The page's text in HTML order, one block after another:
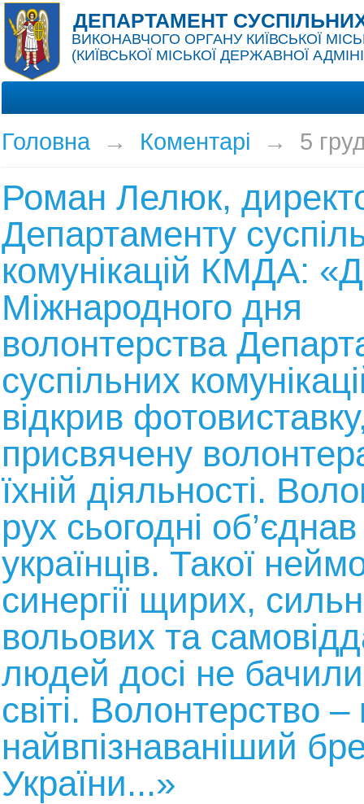
ДЕПАРТАМЕНТ
ВИКОНАВЧОГО ОРГАНУ КИЇВСЬКОЇ
(КИЇВСЬКОЇ МІСЬКОЇ ДЕРЖАВНОЇ
Головна→ Коментарі → 5
Роман Лелюк,
Департаменту
комунікацій КМДА:
Міжнародного дня
волонтерства
суспільних
відкрив
присвячену
їхній діяльності.
рух сьогодні
українців. Такої
синергії щирих,
вольових та
людей досі не
світі. Волонтерство –
найвпізнаваніший
України...»